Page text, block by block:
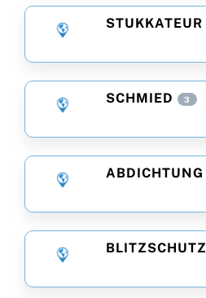
STUKKATEUR
SCHMIED 3
ABDICHTUNG
BLITZSCHUTZ